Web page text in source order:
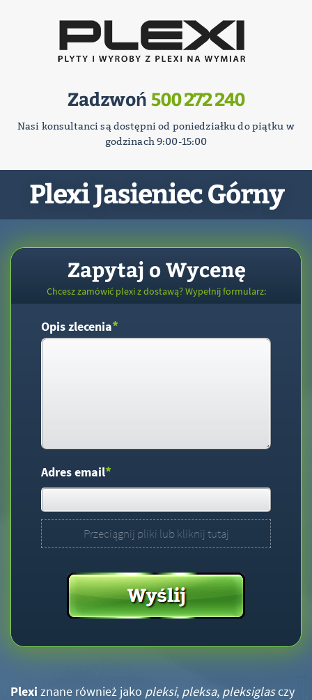
Zadzwoń 500 272 240
Nasi konsultanci są dostępni od poniedziałku do piątku w
godzinach 9:00-15:00
Plexi Jasieniec Górny
Zapytaj o Wycenę
Chcesz zamówić plexi z dostawą? Wypełnij formularz:
Opis zlecenia*
Adres email*
Przeciągnij pliki lub kliknij tutaj
Plexi znane również jako pleksi, pleksa, pleksiglasczy